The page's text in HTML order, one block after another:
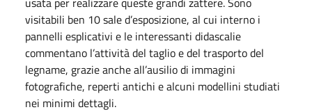
visitabili ben 10 sale d’esposizione, al cui interno i
pannelli esplicativi e le interessanti didascalie
commentano l’attività del taglio e del trasporto del
legname, grazie anche all’ausilio di immagini
fotografiche, reperti antichi e alcuni modellini studiati
nei minimi dettagli.